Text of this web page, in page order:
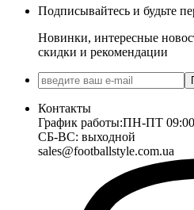
Подписывайтесь и будьте
Новинки, интересные
скидки и рекомендации
Контакты
График работы:ПН-ПТ
СБ-ВС: выходной
sales@footballstyle.com.ua